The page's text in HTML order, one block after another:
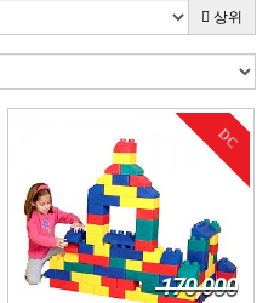
상위
DC
170,000